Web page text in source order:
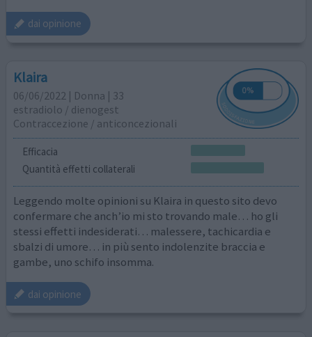
dai opinione
Klaira
06/06/2022 | Donna | 33
estradiolo / dienogest
Contraccezione / anticoncezionali
Efficacia
Quantità effetti collaterali
Leggendo molte opinioni su Klaira in questo sito devo
confermare che anch’io mi sto trovando male… ho gli
stessi effetti indesiderati… malessere, tachicardia e
sbalzi di umore… in più sento indolenzite braccia e
gambe, uno schifo insomma.
dai opinione